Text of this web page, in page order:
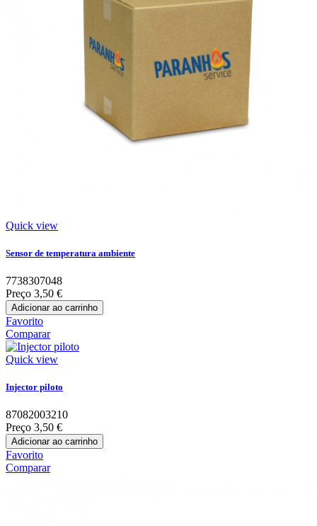
Quick view
Sensor de temperatura ambiente
7738307048
Preço 3,50 €
Adicionar ao carrinho
Favorito
Comparar
Quick view
Injector piloto
87082003210
Preço 3,50 €
Adicionar ao carrinho
Favorito
Comparar